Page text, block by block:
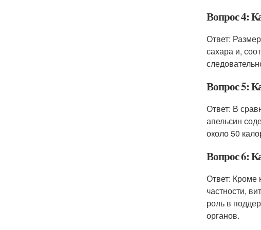
Вопрос 4:
Ответ:
сахара и,
Вопрос 5:
Ответ: В
апельсин
около 50
Вопрос 6:
Ответ: Кроме
частности,
роль в
органов.